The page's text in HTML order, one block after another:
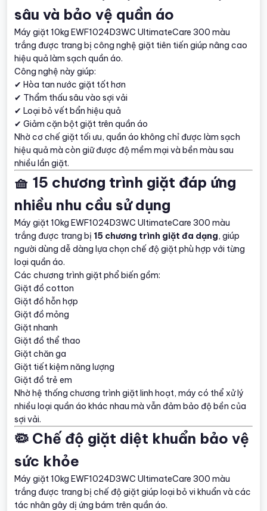
sâu và bảo vệ quần áo
Máy giặt 10kg EWF1024D3WC UltimateCare 300 màu
trắng được trang bị công nghệ giặt tiên tiến giúp nâng cao
hiệu quả làm sạch quần áo.
Công nghệ này giúp:
✔ Hòa tan nước giặt tốt hơn
✔ Thẩm thấu sâu vào sợi vải
✔ Loại bỏ vết bẩn hiệu quả
✔ Giảm cặn bột giặt trên quần áo
Nhờ cơ chế giặt tối ưu, quần áo không chỉ được làm sạch
hiệu quả mà còn giữ được độ mềm mại và bền màu sau
nhiều lần giặt.
🧺 15 chương trình giặt đáp ứng
nhiều nhu cầu sử dụng
Máy giặt 10kg EWF1024D3WC UltimateCare 300 màu
trắng được trang bị 15 chương trình giặt đa dạng, giúp
người dùng dễ dàng lựa chọn chế độ giặt phù hợp với từng
loại quần áo.
Các chương trình giặt phổ biến gồm:
Giặt đồ cotton
Giặt đồ hỗn hợp
Giặt đồ mỏng
Giặt nhanh
Giặt đồ thể thao
Giặt chăn ga
Giặt tiết kiệm năng lượng
Giặt đồ trẻ em
Nhờ hệ thống chương trình giặt linh hoạt, máy có thể xử lý
nhiều loại quần áo khác nhau mà vẫn đảm bảo độ bền của
sợi vải.
🦠 Chế độ giặt diệt khuẩn bảo vệ
sức khỏe
Máy giặt 10kg EWF1024D3WC UltimateCare 300 màu
trắng được trang bị chế độ giặt giúp loại bỏ vi khuẩn và các
tác nhân gây dị ứng bám trên quần áo.